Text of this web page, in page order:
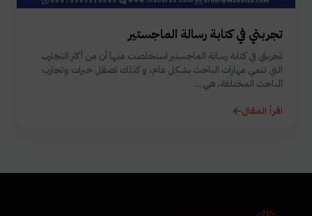
تجربتي في كتابة رسالة الماجستير
تجربتي في كتابة رسالة الماجستير استخلصت منها أن من أكثر التجارب
التي تنمي مهارات الباحث بشكل عام، و كذلك تصقل خبرات وتجارب
الباحث المختلفة، هي...
اقرأ المقال